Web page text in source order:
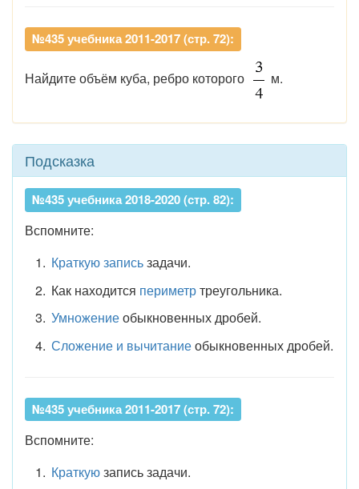
№435 учебника 2011-2017 (стр. 72):
Найдите объём куба, ребро которого м.
Подсказка
№435 учебника 2018-2020 (стр. 82):
Вспомните:
Краткую записьзадачи.
Как находится периметртреугольника.
Умножениеобыкновенных дробей.
Сложение и вычитаниеобыкновенных дробей.
№435 учебника 2011-2017 (стр. 72):
Вспомните:
Краткуюзапись задачи.